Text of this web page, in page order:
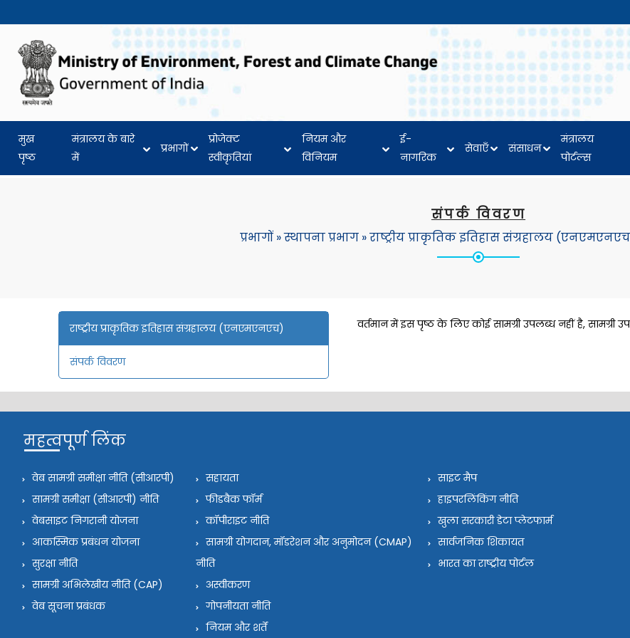
मुख
पृष्ठ
मंत्रालय के बारे
में
प्रभागों
प्रोजेक्ट
स्वीकृतियां
नियम और
विनियम
ई-
नागरिक
सेवाएँ संसाधन
मंत्रालय
पोर्टल्स
संपर्क विवरण
प्रभागों»स्थापना प्रभाग»राष्ट्रीय प्राकृतिक इतिहास संग्रहालय
राष्ट्रीय प्राकृतिक इतिहास संग्रहालय (एनएमएनएच)
संपर्क विवरण
वर्तमान में इस पृष्ठ के लिए कोई सामग्री उपलब्ध नहीं है, सामग्री
महत्वपूर्ण लिंक
वेब सामग्री समीक्षा नीति (सीआरपी)
सामग्री समीक्षा (सीआरपी) नीति
वेबसाइट निगरानी योजना
आकस्मिक प्रबंधन योजना
सुरक्षा नीति
सामग्री अभिलेखीय नीति (CAP)
वेब सूचना प्रबंधक
सहायता
फीडबैक फॉर्म
कॉपीराइट नीति
सामग्री योगदान, मॉडरेशन और अनुमोदन (CMAP)
नीति
अस्वीकरण
गोपनीयता नीति
नियम और शर्तें
साइट मैप
हाइपरलिंकिंग नीति
खुला सरकारी डेटा प्लेटफार्म
सार्वजनिक शिकायत
भारत का राष्ट्रीय पोर्टल